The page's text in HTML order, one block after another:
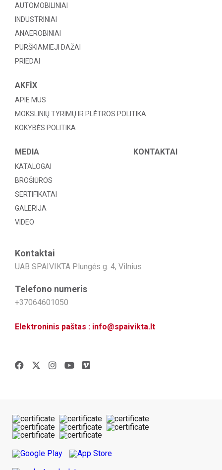
AUTOMOBILINIAI
INDUSTRINIAI
ANAEROBINIAI
PURŠKIAMIEJI DAŽAI
PRIEDAI
AKFİX
APIE MUS
MOKSLINIŲ TYRIMŲ IR PLĖTROS POLITIKA
KOKYBĖS POLITIKA
MEDIA
KATALOGAI
BROŠIŪROS
SERTIFIKATAI
GALERIJA
VIDEO
KONTAKTAI
Kontaktai
UAB SPAIVIKTA Plungės g. 4, Vilnius
Telefono numeris
+37064601050
Elektroninis paštas : info@spaivikta.lt